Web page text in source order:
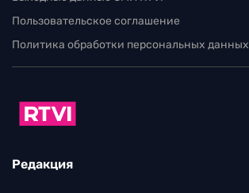
Пользовательское соглашение
Политика обработки персональных данных
Редакция